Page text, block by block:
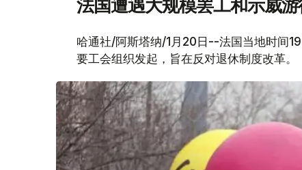
法国遭遇大规模罢工和示威
哈通社/阿斯塔纳/1月20日--法国当地时间
要工会组织发起，旨在反对退休制度改革。